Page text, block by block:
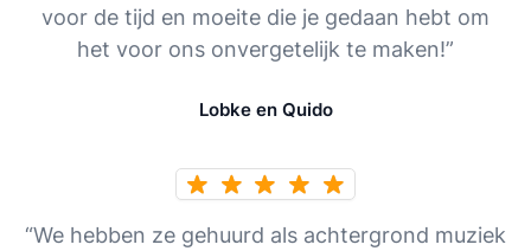
voor de tijd en moeite die je gedaan hebt om
het voor ons onvergetelijk te maken!”
Lobke en Quido
“We hebben ze gehuurd als achtergrond muziek